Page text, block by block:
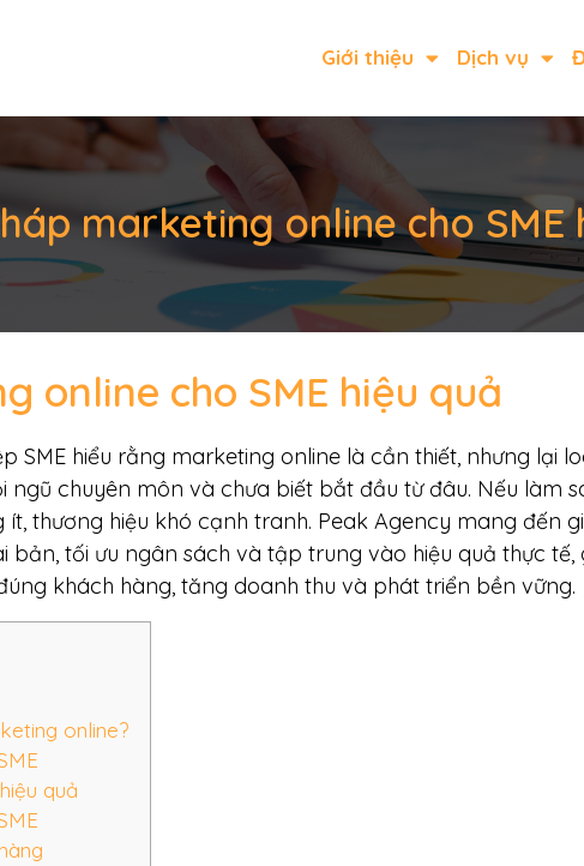
Giới thiệu Dịch vụ
marketing online cho SME
online cho SME hiệu quả
SME hiểu rằng marketing online là cần thiết, nhưng lại
ngũ chuyên môn và chưa biết bắt đầu từ đâu. Nếu làm
thương hiệu khó cạnh tranh. Peak Agency mang đến
bản, tối ưu ngân sách và tập trung vào hiệu quả thực tế,
khách hàng, tăng doanh thu và phát triển bền vững.
online?
quả